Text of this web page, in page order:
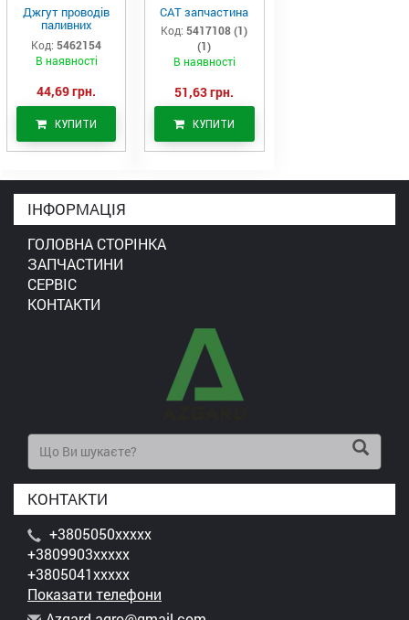
Джгут проводів
паливних
форсунок CAT
C7/C9 (546-2154)
Код: 5462154
В наявності
44,69 грн.
КУПИТИ
САТ запчастина
Код: 5417108 (1)
(1)
В наявності
51,63 грн.
КУПИТИ
ІНФОРМАЦІЯ
ГОЛОВНА СТОРІНКА
ЗАПЧАСТИНИ
СЕРВІС
КОНТАКТИ
КОНТАКТИ
+3805050xxxxx
+3809903xxxxx
+3805041xxxxx
Показати телефони